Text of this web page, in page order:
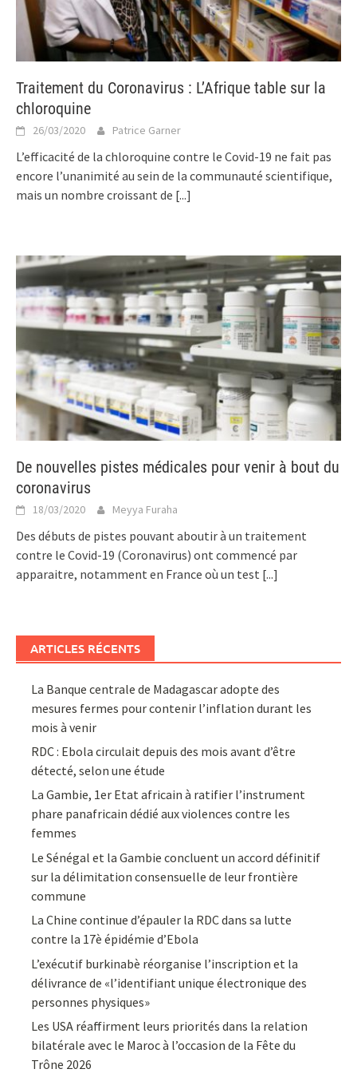
Traitement du Coronavirus : L’Afrique table sur la
chloroquine
26/03/2020 Patrice Garner
L’efficacité de la chloroquine contre le Covid-19 ne fait pas
encore l’unanimité au sein de la communauté scientifique,
mais un nombre croissant de [...]
De nouvelles pistes médicales pour venir à bout du
coronavirus
18/03/2020 Meyya Furaha
Des débuts de pistes pouvant aboutir à un traitement
contre le Covid-19 (Coronavirus) ont commencé par
apparaitre, notamment en France où un test [...]
ARTICLES RÉCENTS
La Banque centrale de Madagascar adopte des
mesures fermes pour contenir l’inflation durant les
mois à venir
RDC : Ebola circulait depuis des mois avant d’être
détecté, selon une étude
La Gambie, 1er Etat africain à ratifier l’instrument
phare panafricain dédié aux violences contre les
femmes
Le Sénégal et la Gambie concluent un accord définitif
sur la délimitation consensuelle de leur frontière
commune
La Chine continue d’épauler la RDC dans sa lutte
contre la 17è épidémie d’Ebola
L’exécutif burkinabè réorganise l’inscription et la
délivrance de «l’identifiant unique électronique des
personnes physiques»
Les USA réaffirment leurs priorités dans la relation
bilatérale avec le Maroc à l’occasion de la Fête du
Trône 2026